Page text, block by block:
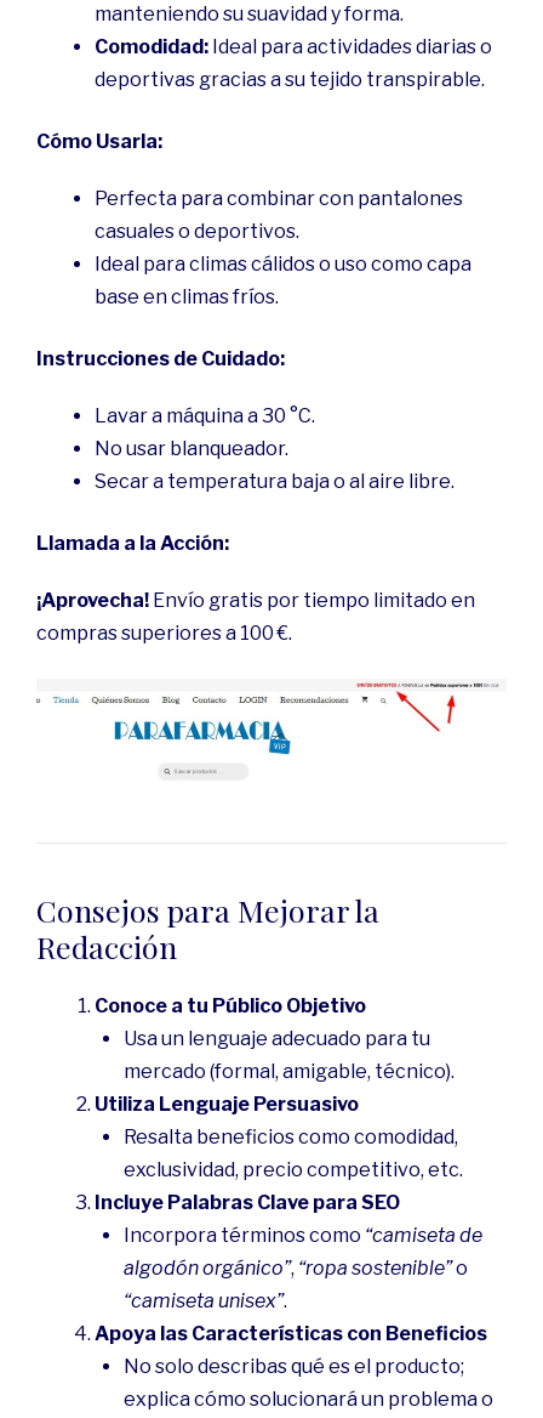
manteniendo su suavidad y forma.
Comodidad: Ideal para actividades diarias o
deportivas gracias a su tejido transpirable.
Cómo Usarla:
Perfecta para combinar con pantalones
casuales o deportivos.
Ideal para climas cálidos o uso como capa
base en climas fríos.
Instrucciones de Cuidado:
Lavar a máquina a 30 °C.
No usar blanqueador.
Secar a temperatura baja o al aire libre.
Llamada a la Acción:
¡Aprovecha! Envío gratis por tiempo limitado en
compras superiores a 100 €.
Consejos para Mejorar la
Redacción
Conoce a tu Público Objetivo
Usa un lenguaje adecuado para tu
mercado (formal, amigable, técnico).
Utiliza Lenguaje Persuasivo
Resalta beneficios como comodidad,
exclusividad, precio competitivo, etc.
Incluye Palabras Clave para SEO
Incorpora términos como “camiseta de
algodón orgánico”, “ropa sostenible”o
“camiseta unisex”.
Apoya las Características con Beneficios
No solo describas qué es el producto;
explica cómo solucionará un problema o